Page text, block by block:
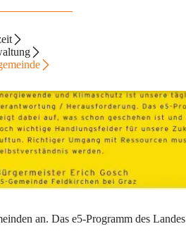
an. Das e5-Programm des Landes